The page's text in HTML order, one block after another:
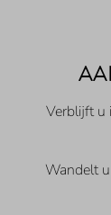
Verblijft u
Wandelt